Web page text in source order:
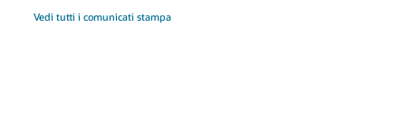
Vedi tutti i comunicati stampa